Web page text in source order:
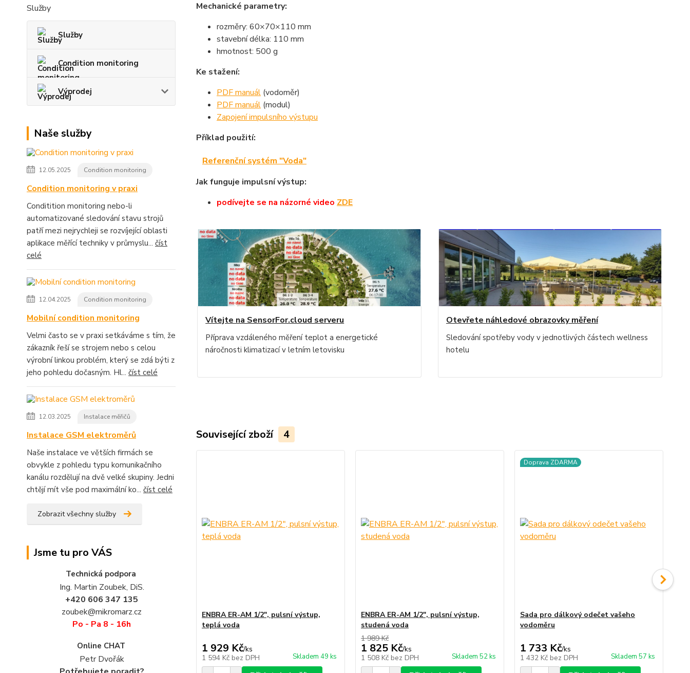
Služby
Služby
Condition monitoring
Výprodej
Naše služby
12.05.2025 Condition monitoring
Condition monitoring v praxi
Conditition monitoring nebo-li
automatizované sledování stavu strojů
patří mezi nejrychleji se rozvíjející oblasti
aplikace měřící techniky v průmyslu... číst
celé
12.04.2025 Condition monitoring
Mobilní condition monitoring
Velmi často se v praxi setkáváme s tím, že
zákazník řeší se strojem nebo s celou
výrobní linkou problém, který se zdá býti z
jeho pohledu dočasným. Hl... číst celé
12.03.2025 Instalace měřičů
Instalace GSM elektroměrů
Naše instalace ve větších firmách se
obvykle z pohledu typu komunikačního
kanálu rozdělují na dvě velké skupiny. Jedni
chtějí mít vše pod maximální ko... číst celé
Zobrazit všechny služby
Jsme tu pro VÁS
Technická podpora
Ing. Martin Zoubek, DiS.
+420 606 347 135
zoubek@mikromarz.cz
Po - Pa 8 - 16h
Online CHAT
Petr Dvořák
Mechanické parametry:
rozměry: 60×70×110 mm
stavební délka: 110 mm
hmotnost: 500 g
Ke stažení:
PDF manuál(vodoměr)
PDF manuál(modul)
Zapojení impulsního výstupu
Příklad použití:
Referenční systém "Voda"
Jak funguje impulsní výstup:
podívejte se na názorné video ZDE
Vítejte na SensorFor.cloud serveru
Příprava vzdáleného měření teplot a energetické
náročnosti klimatizací v letním letovisku
Otevřete náhledové obrazovky měření
Sledování spotřeby vody v jednotlivých částech wellness
hotelu
Související zboží 4
ENBRA ER-AM 1/2", pulsní výstup,
teplá voda
1 929 Kč/ks
1 594 Kč bez DPH Skladem 49 ks
ENBRA ER-AM 1/2", pulsní výstup,
studená voda
1 989 Kč
1 825 Kč/ks
1 508 Kč bez DPH Skladem 52 ks
Doprava ZDARMA
Sada pro dálkový odečet vašeho
vodoměru
1 733 Kč/ks
1 432 Kč bez DPH Skladem 57 ks